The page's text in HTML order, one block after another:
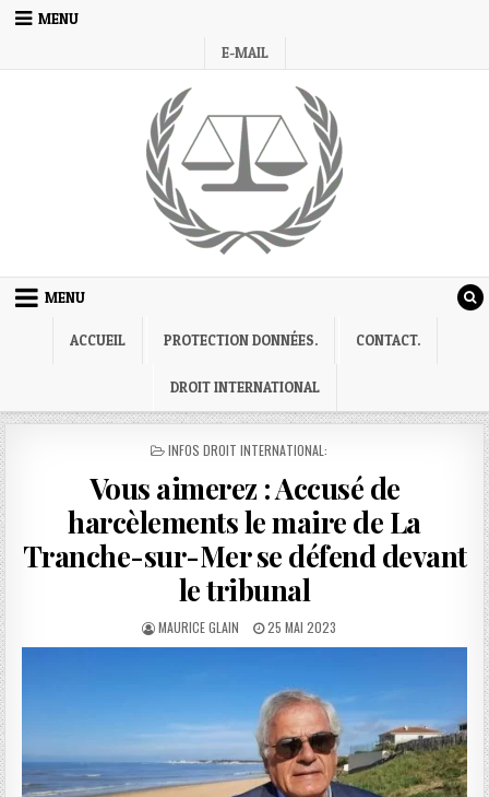
Skip
MENU
E-MAIL
MENU
ACCUEIL PROTECTION DONNÉES. CONTACT.
DROIT INTERNATIONAL
POSTED
INFOS DROIT INTERNATIONAL:
Vous aimerez : Accusé de
harcèlements le maire de La
Tranche-sur-Mer se défend devant
le tribunal
AUTHOR:
MAURICE GLAIN
PUBLISHED
DATE:
25 MAI 2023